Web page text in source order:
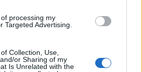
processing my
Targeted Advertising.
Collection, Use,
or Sharing of my
Is Unrelated with the
môže pomôcť s reguláciou
k lepšej kontrole kalórií.